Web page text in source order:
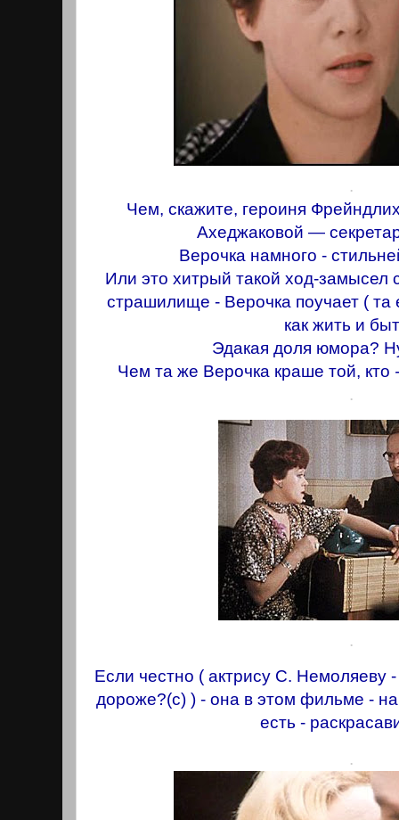
.
Чем, скажите, героиня
Ахеджаковой —
Верочка намного -
Или это хитрый такой ход-
страшилище - Верочка поучает ( тa
как жить и
Эдакая доля юмора?
Чем та же Верочка краше той, кто
.
.
Если честно ( актрису С. Немоляеву
дороже?(с) ) - она в этом фильме -
есть -
.